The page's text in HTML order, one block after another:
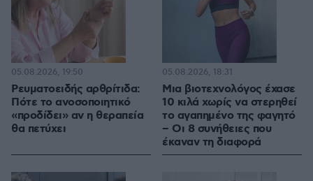
Ρευματοειδής αρθρίτιδα:
Πότε το ανοσοποιητικό
«προδίδει» αν η θεραπεία
θα πετύχει
05.08.2026, 19:50
Μια βιοτεχνολόγος έχασε
10 κιλά χωρίς να στερηθεί
το αγαπημένο της φαγητό
– Οι 8 συνήθειες που
έκαναν τη διαφορά
05.08.2026, 18:31